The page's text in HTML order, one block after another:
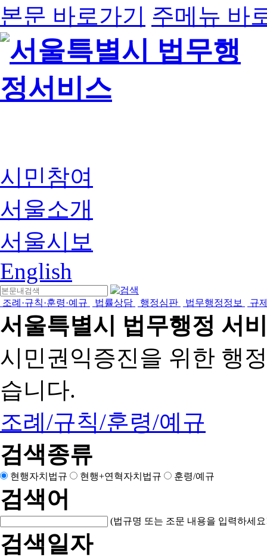
본문 바로가기 주메뉴 바
시민참여
서울소개
서울시보
English
조례·규칙·훈령·예규 법률상담 행정심판 법무행정정보 규
서울특별시 법무행정 서
시민권익증진을 위한 행
습니다.
조례/규칙/훈령/예규
검색종류
현행자치법규 현행+연혁자치법규 훈령/예규
검색어
(법규명 또는 조문 내용을 입력하세
검색일자